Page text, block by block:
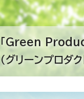
「Green
（グリーンプロダ